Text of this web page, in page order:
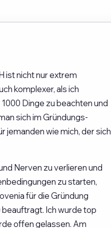
ist nicht nur extrem
komplexer, als ich
Dinge zu beachten und
sich im Gründungs-
jemanden wie mich, der sich
Nerven zu verlieren und
zu starten,
für die Gründung
Ich wurde top
offen gelassen. Am